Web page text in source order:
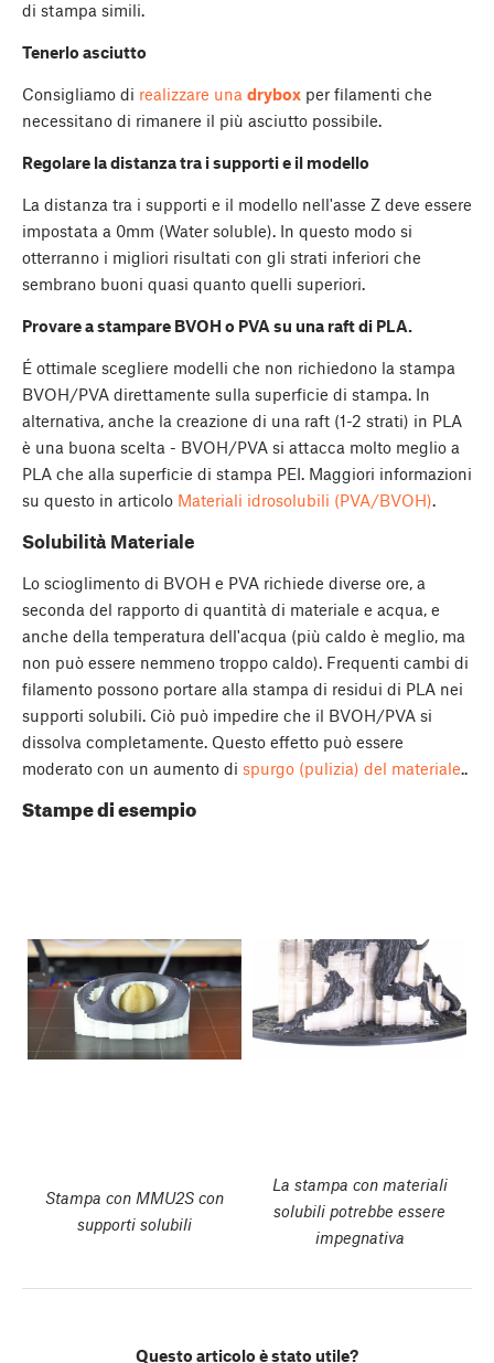
di stampa simili.
Tenerlo asciutto
Consigliamo di realizzare una drybox per filamenti che
necessitano di rimanere il più asciutto possibile.
Regolare la distanza tra i supporti e il modello
La distanza tra i supporti e il modello nell'asse Z deve essere
impostata a 0mm (Water soluble). In questo modo si
otterranno i migliori risultati con gli strati inferiori che
sembrano buoni quasi quanto quelli superiori.
Provare a stampare BVOH o PVA su una raft di PLA.
É ottimale scegliere modelli che non richiedono la stampa
BVOH/PVA direttamente sulla superficie di stampa. In
alternativa, anche la creazione di una raft (1-2 strati) in PLA
è una buona scelta - BVOH/PVA si attacca molto meglio a
PLA che alla superficie di stampa PEI. Maggiori informazioni
su questo in articolo Materiali idrosolubili (PVA/BVOH).
Solubilità Materiale
Lo scioglimento di BVOH e PVA richiede diverse ore, a
seconda del rapporto di quantità di materiale e acqua, e
anche della temperatura dell'acqua (più caldo è meglio, ma
non può essere nemmeno troppo caldo). Frequenti cambi di
filamento possono portare alla stampa di residui di PLA nei
supporti solubili. Ciò può impedire che il BVOH/PVA si
dissolva completamente. Questo effetto può essere
moderato con un aumento di spurgo (pulizia) del materiale..
Stampe di esempio
Stampa con MMU2S con
supporti solubili
La stampa con materiali
solubili potrebbe essere
impegnativa
Questo articolo è stato utile?